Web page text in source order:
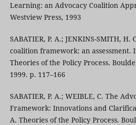
Learning: an Advocacy Coalition
Westview Press, 1993
SABATIER, P. A.; JENKINS-SMITH, H.
coalition framework: an assessment.
Theories of the Policy Process.
1999. p. 117–166
SABATIER, P. A.; WEIBLE, C. The
Framework: Innovations and
A. Theories of the Policy Process.